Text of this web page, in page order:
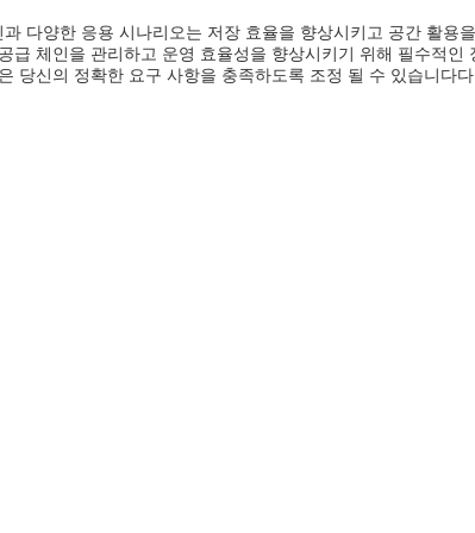
다양한 응용 시나리오는 저장 효율을 향상시키고 공간 활
체인을 관리하고 운영 효율성을 향상시키기 위해 필수적인
당신의 정확한 요구 사항을 충족하도록 조정 될 수 있습니다